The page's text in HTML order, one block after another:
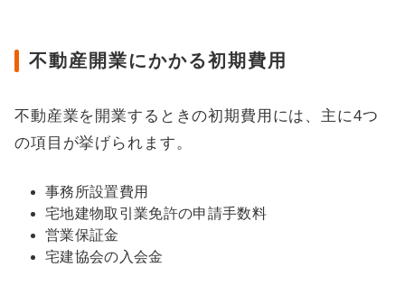
不動産開業にかかる初期費用
不動産業を開業するときの初期費用には、主に4つ
の項目が挙げられます。
事務所設置費用
宅地建物取引業免許の申請手数料
営業保証金
宅建協会の入会金